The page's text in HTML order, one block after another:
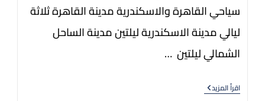
سياحي القاهرة والاسكندرية مدينة القاهرة ثلاثة
ليالي مدينة الاسكندرية ليلتين مدينة الساحل
الشمالي ليلتين …
اقرأ المزيد